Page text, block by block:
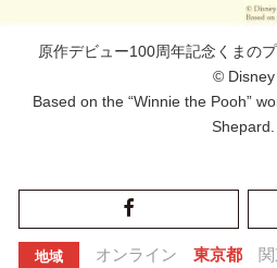
原作デビュー100周年記念くまの
© Disney
Based on the “Winnie the Pooh”
Shepard.
地域 オンライン 東京都